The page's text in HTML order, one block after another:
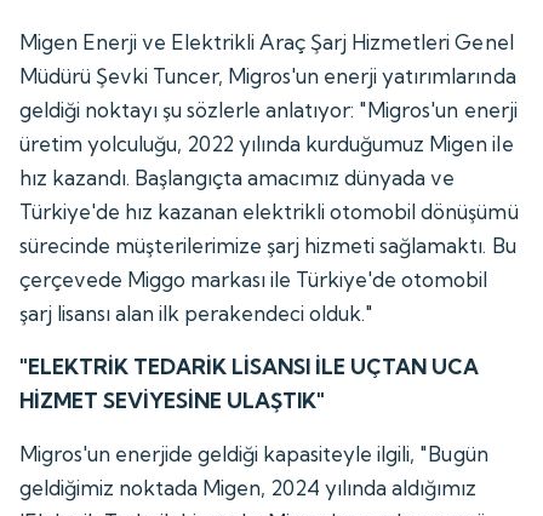
Migen Enerji ve Elektrikli Araç Şarj Hizmetleri Genel
Müdürü Şevki Tuncer, Migros'un enerji yatırımlarında
geldiği noktayı şu sözlerle anlatıyor: "Migros'un enerji
üretim yolculuğu, 2022 yılında kurduğumuz Migen ile
hız kazandı. Başlangıçta amacımız dünyada ve
Türkiye'de hız kazanan elektrikli otomobil dönüşümü
sürecinde müşterilerimize şarj hizmeti sağlamaktı. Bu
çerçevede Miggo markası ile Türkiye'de otomobil
şarj lisansı alan ilk perakendeci olduk."
"ELEKTRİK TEDARİK LİSANSI İLE UÇTAN UCA
HİZMET SEVİYESİNE ULAŞTIK"
Migros'un enerjide geldiği kapasiteyle ilgili, "Bugün
geldiğimiz noktada Migen, 2024 yılında aldığımız